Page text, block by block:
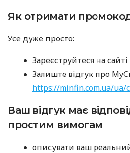
Як отримати
Усе дуже просто:
Зареєструйтеся на
Залиште відгук про
https://minfin.com.ua/
Ваш відгук має
простим вимогам
описувати ваш